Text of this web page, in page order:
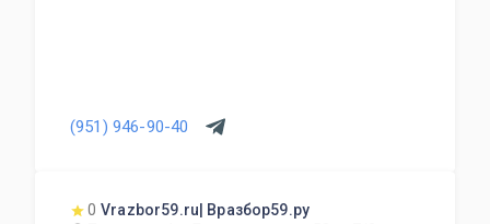
(951) 946-90-40
0 Vrazbor59.ru| Вразбор59.ру